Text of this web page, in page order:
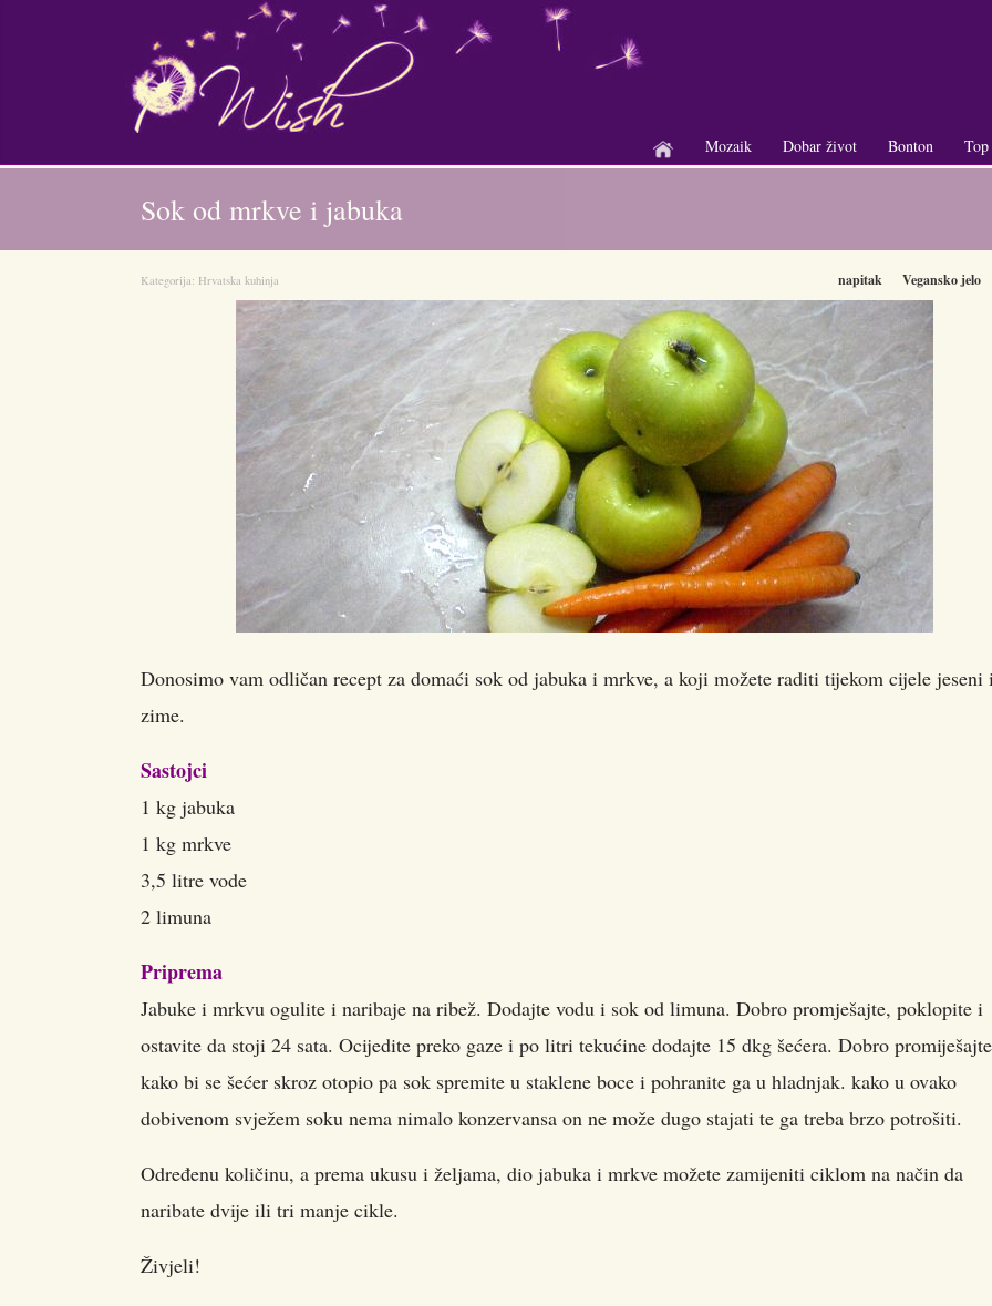
+
Mozaik
+
Dobar život
+
Bonton
Sok od mrkve i jabuka
Kategorija: Hrvatska kuhinja napitak Vegansko jelo
Donosimo vam odličan recept za domaći sok od jabuka i mrkve, a koji možete raditi tijekom cijele jeseni
zime.
Sastojci
1 kg jabuka
1 kg mrkve
3,5 litre vode
2 limuna
Priprema
Jabuke i mrkvu ogulite i naribaje na ribež. Dodajte vodu i sok od limuna. Dobro promješajte, poklopite i
ostavite da stoji 24 sata. Ocijedite preko gaze i po litri tekućine dodajte 15 dkg šećera. Dobro promiješajte
kako bi se šećer skroz otopio pa sok spremite u staklene boce i pohranite ga u hladnjak. kako u ovako
dobivenom svježem soku nema nimalo konzervansa on ne može dugo stajati te ga treba brzo potrošiti.
Određenu količinu, a prema ukusu i željama, dio jabuka i mrkve možete zamijeniti ciklom na način da
naribate dvije ili tri manje cikle.
Živjeli!